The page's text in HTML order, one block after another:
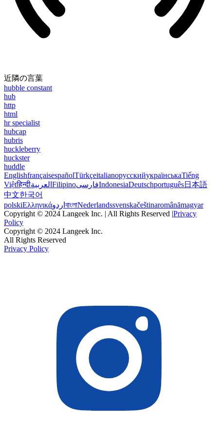
近隣の言葉
hubble constant
hub
http
html
hr specialist
hubcap
hubris
huckleberry
huckster
huddle
EnglishfrançaisespañolTürkçeitalianoрусскийукраїнськаTiếng
Việtहिन्दीالعربية FilipinoفارسیIndonesiaDeutschportuguês日本語
中文한국어
polskiΕλληνικάاردو বাংলাNederlandssvenskačeštinaromânămagyar
Copyright © 2024 Langeek Inc. | All Rights Reserved |Privacy
Policy
Copyright © 2024 Langeek Inc.
All Rights Reserved
Privacy Policy